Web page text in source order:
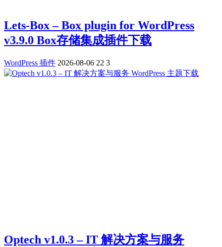
Lets-Box – Box plugin for WordPress
v3.9.0 Box存储集成插件下载
WordPress 插件 2026-08-06 22 3
Optech v1.0.3 – IT 解决方案与服务